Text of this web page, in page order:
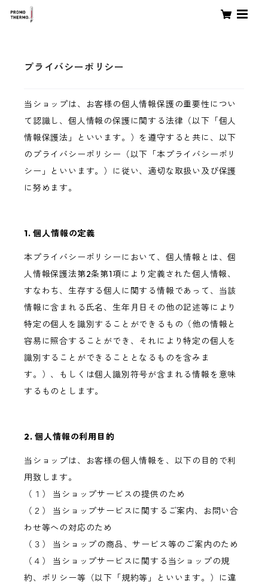
プライバシーポリシー
当ショップは、お客様の個人情報保護の重要性につい
て認識し、個人情報の保護に関する法律（以下「個人
情報保護法」といいます。）を遵守すると共に、以下
のプライバシーポリシー（以下「本プライバシーポリ
シー」といいます。）に従い、適切な取扱い及び保護
に努めます。
1. 個人情報の定義
本プライバシーポリシーにおいて、個人情報とは、個
人情報保護法第2条第1項により定義された個人情報、
すなわち、生存する個人に関する情報であって、当該
情報に含まれる氏名、生年月日その他の記述等により
特定の個人を識別することができるもの（他の情報と
容易に照合することができ、それにより特定の個人を
識別することができることとなるものを含みま
す。）、もしくは個人識別符号が含まれる情報を意味
するものとします。
2. 個人情報の利用目的
当ショップは、お客様の個人情報を、以下の目的で利
用致します。
（１） 当ショップサービスの提供のため
（２） 当ショップサービスに関するご案内、お問い合
わせ等への対応のため
（３） 当ショップの商品、サービス等のご案内のため
（４） 当ショップサービスに関する当ショップの規
約、ポリシー等（以下「規約等」といいます。）に違